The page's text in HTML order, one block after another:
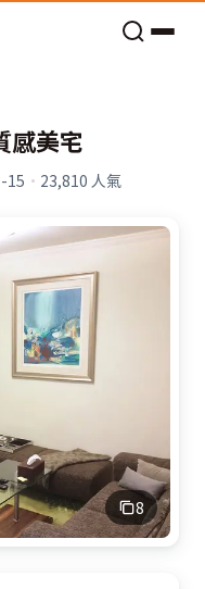
感美宅
15 · 23,810 人氣
8